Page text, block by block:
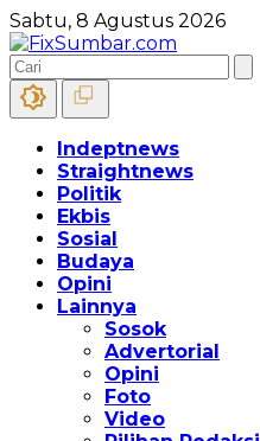
Sabtu, 8 Agustus 2026
Indeptnews
Straightnews
Politik
Ekbis
Sosial
Budaya
Opini
Lainnya
Sosok
Advertorial
Opini
Foto
Video